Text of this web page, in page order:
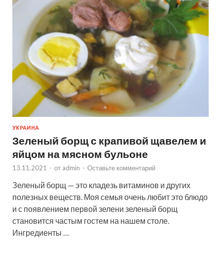
УКРАИНА
Зеленый борщ с крапивой щавелем и
яйцом на мясном бульоне
13.11.2021 - от admin - Оставьте комментарий
Зеленый борщ — это кладезь витаминов и других
полезных веществ. Моя семья очень любит это блюдо
и с появлением первой зелени зеленый борщ
становится частым гостем на нашем столе.
Ингредиенты …